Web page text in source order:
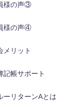
様の声③
様の声④
メリット
記帳サポート
ーリターンAとは